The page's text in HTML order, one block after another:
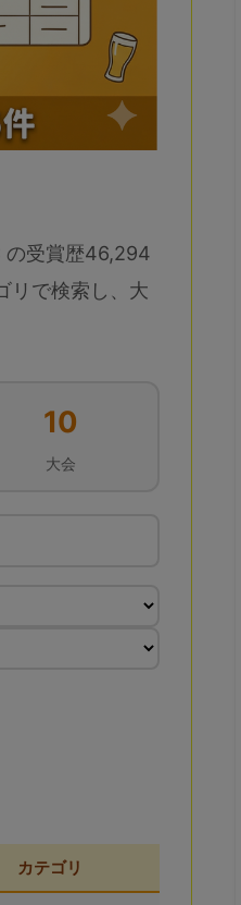
の受賞歴46,294
リで検索し、大
10
大会
カテゴリ